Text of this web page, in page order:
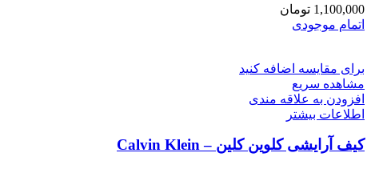
1,100,000 تومان
اتمام موجودی
برای مقایسه اضافه کنید
مشاهده سریع
افزودن به علاقه مندی
اطلاعات بیشتر
کیف آرایشی کلوین کلین – Calvin Klein